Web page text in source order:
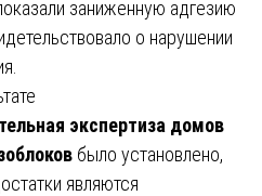
заниженную адгезию
о нарушении
экспертиза домов
было установлено,
являются